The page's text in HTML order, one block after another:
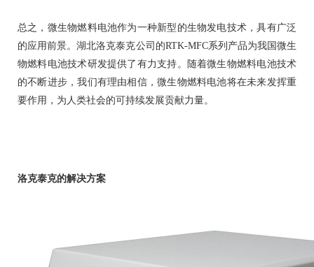
总之，微生物燃料电池作为一种新型的生物发电技术，具有广泛
的应用前景。湖北洛克泰克公司的RTK-MFC系列产品为我国微生
物燃料电池技术研发提供了有力支持。随着微生物燃料电池技术
的不断进步，我们有理由相信，微生物燃料电池将在未来发挥重
要作用，为人类社会的可持续发展贡献力量。
洛克泰克的解决方案